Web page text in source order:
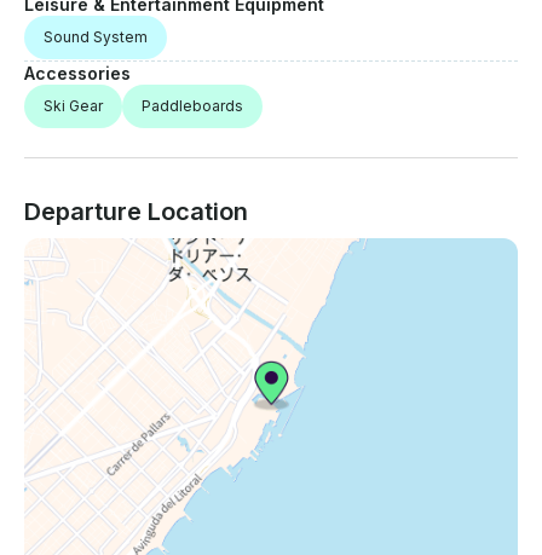
Leisure & Entertainment Equipment
Sound System
Accessories
Ski Gear Paddleboards
Departure Location